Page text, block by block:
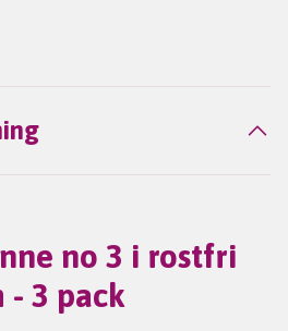
no 3 i rostfri
- 3 pack